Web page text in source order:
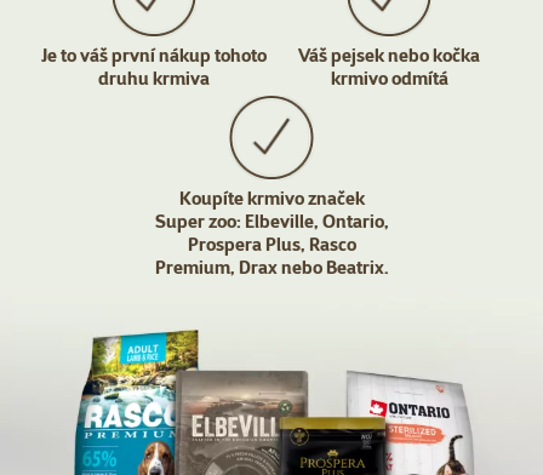
Je to váš první nákup tohoto
druhu krmiva
Váš pejsek nebo kočka
krmivo odmítá
Koupíte krmivo značek
Super zoo: Elbeville, Ontario,
Prospera Plus, Rasco
Premium, Drax nebo Beatrix.